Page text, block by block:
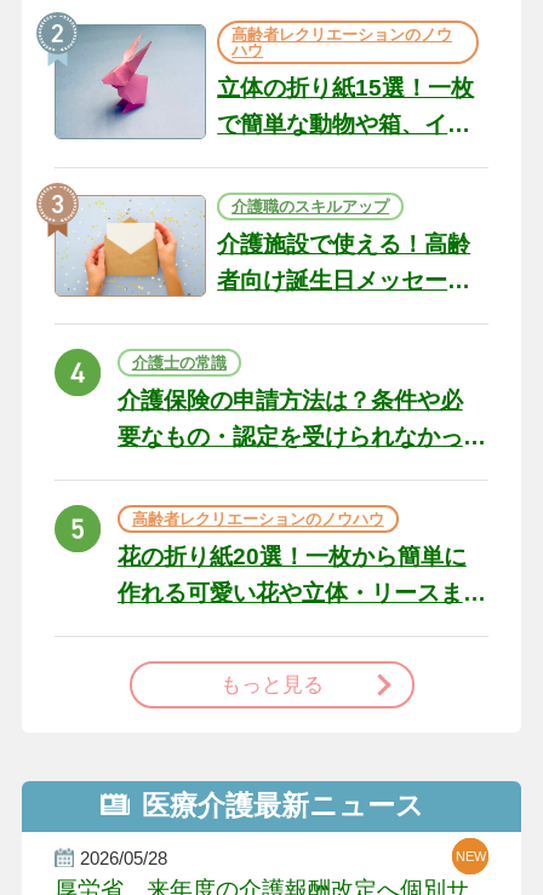
の現場から（22）
高齢者レクリエーションのノウ
ハウ
立体の折り紙15選！一枚
で簡単な動物や箱、イン
介護職のスキルアップ
介護施設で使える！高齢
者向け誕生日メッセージ
ト
介護士の常識
介護保険の申請方法は？条件や必
要なもの・認定を受けられなかっ
高齢者レクリエーションのノウハウ
花の折り紙20選！一枚から簡単に
作れる可愛い花や立体・リースま
もっと見る
医療介護最新ニュース
2026/05/28
厚労省、来年度の介護報酬改定へ個別サ
NEW
NEW
NEW